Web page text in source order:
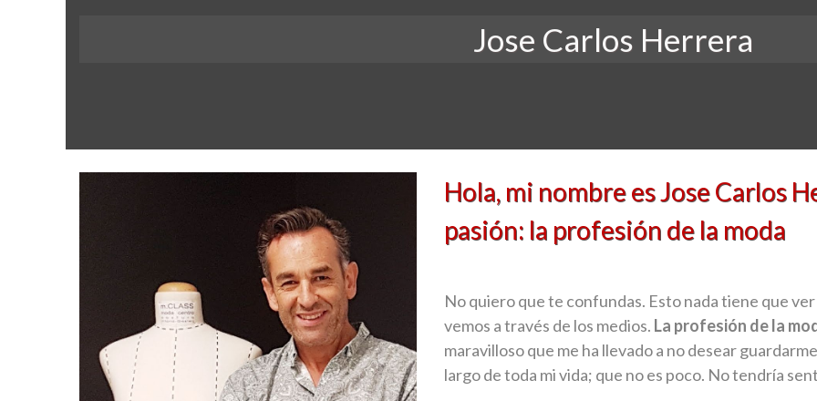
Jose Carlos Herrera
Hola, mi nombre es Jose Carlos
pasión: la profesión de la moda
No quiero que te confundas. Esto nada tiene que
vemos a través de los medios. La profesión de la
maravilloso que me ha llevado a no desear
largo de toda mi vida; que no es poco. No tendría